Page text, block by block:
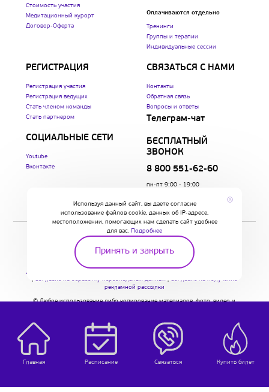
Стоимость участия
Медитационный курорт
Договор-Оферта
Оплачиваются отдельно
Тренинги
Группы и терапии
Индивидуальные сессии
РЕГИСТРАЦИЯ
Регистрация участия
Регистрация ведущих
Стать членом команды
Стать партнером
СОЦИАЛЬНЫЕ СЕТИ
Youtube
Вконтакте
СВЯЗАТЬСЯ С НАМИ
Контакты
Обратная связь
Вопросы и ответы
Телеграм-чат
БЕСПЛАТНЫЙ
ЗВОНОК
8 800 551-62-60
пн-пт 9:00 - 19:00
(Время московское)
ИП ЧЕРНЫШОВ А.В. ИНН 434601168943 ОГРН 317010500024671
Договор-оферта
| Согласие на обработку персональных данных | Согласие на получение
рекламной рассылки
© Любое использование либо копирование материалов, фото, видео и
Главная Расписание Связаться Купить билет
Используя данный сайт, вы даете согласие
использование файлов cookie, данных об IP-адресе,
местоположении, помогающих нам сделать сайт удобнее
для вас. Подробнее
Принять и закрыть
x